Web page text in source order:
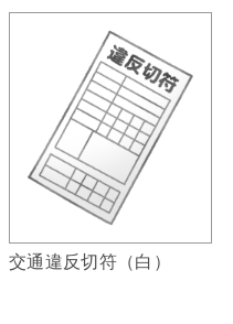
交通違反切符（白）